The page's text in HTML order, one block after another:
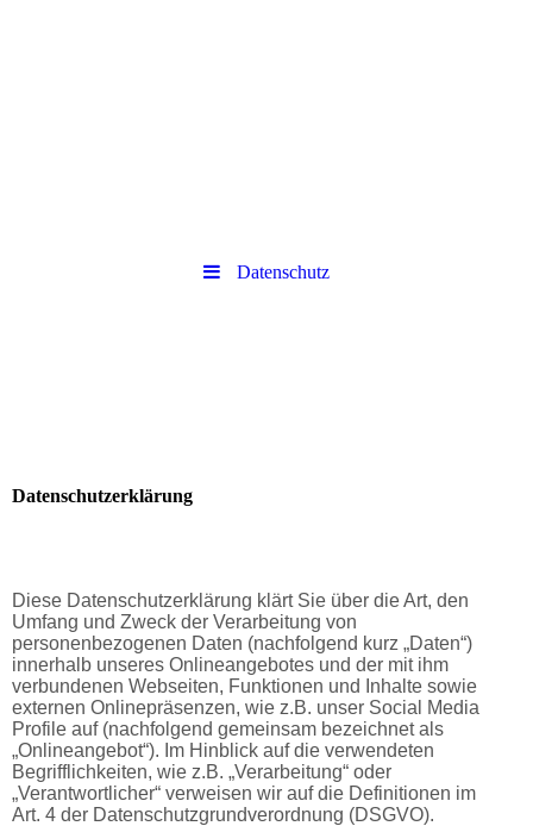
Datenschutz
Datenschutzerklärung
Diese Datenschutzerklärung klärt Sie über die Art, den
Umfang und Zweck der Verarbeitung von
personenbezogenen Daten (nachfolgend kurz „Daten“)
innerhalb unseres Onlineangebotes und der mit ihm
verbundenen Webseiten, Funktionen und Inhalte sowie
externen Onlinepräsenzen, wie z.B. unser Social Media
Profile auf (nachfolgend gemeinsam bezeichnet als
„Onlineangebot“). Im Hinblick auf die verwendeten
Begrifflichkeiten, wie z.B. „Verarbeitung“ oder
„Verantwortlicher“ verweisen wir auf die Definitionen im
Art. 4 der Datenschutzgrundverordnung (DSGVO).